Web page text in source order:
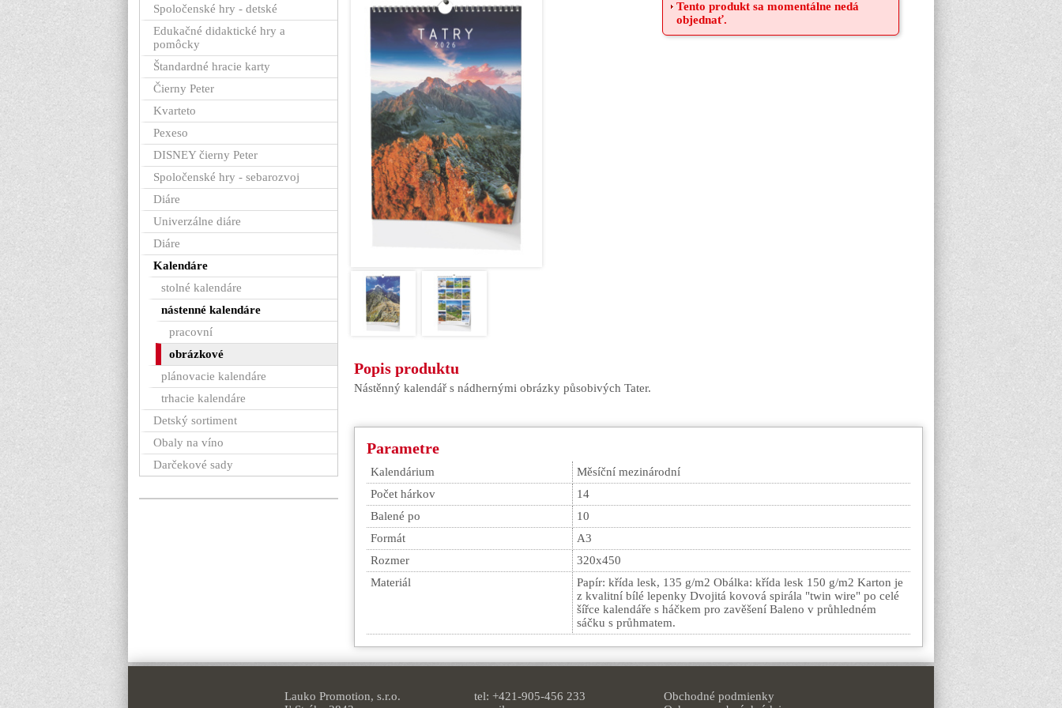
Tento produkt sa momentálne nedá
objednať.
Popis produktu
Nástěnný kalendář s nádhernými obrázky působivých Tater.
Parametre
Kalendárium
Měsíční mezinárodní
Počet hárkov
14
Balené po
10
Formát
A3
Rozmer
320x450
Materiál
Papír: křída lesk, 135 g/m2 Obálka: křída lesk 150 g/m2 Karton je
z kvalitní bílé lepenky Dvojitá kovová spirála "twin wire" po celé
šířce kalendáře s háčkem pro zavěšení Baleno v průhledném
sáčku s průhmatem.
Spoločenské hry - detské
Edukačné didaktické hry a
pomôcky
Štandardné hracie karty
Čierny Peter
Kvarteto
Pexeso
DISNEY čierny Peter
Spoločenské hry - sebarozvoj
Diáre
Univerzálne diáre
Diáre
Kalendáre
stolné kalendáre
nástenné kalendáre
pracovní
obrázkové
plánovacie kalendáre
trhacie kalendáre
Detský sortiment
Obaly na víno
Darčekové sady
Lauko Promotion, s.r.o.
tel: +421-905-456 233
Obchodné podmienky